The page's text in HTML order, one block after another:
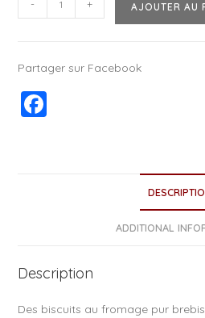
- + AJOUTER AU
Partager sur Facebook
o
k
ADDITIONAL
Description
Des biscuits au fromage pur